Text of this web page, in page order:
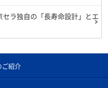
ラ独自の「長寿命設計」とエ
ご紹介